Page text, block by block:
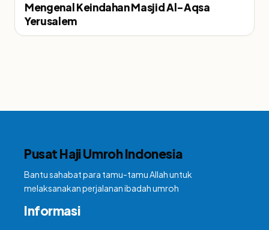
Mengenal Keindahan Masjid Al-Aqsa
Yerusalem
Pusat Haji Umroh Indonesia
Bantu sahabat para tamu-tamu Allah untuk
melaksanakan perjalanan ibadah umroh
Informasi